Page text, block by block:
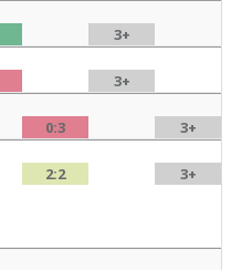
3+
3+
0:3 3+
2:2 3+